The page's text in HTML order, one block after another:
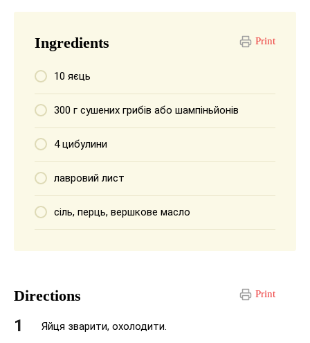
Print
Ingredients
10 яєць
300 г сушених грибів або шампіньйонів
4 цибулини
лавровий лист
сіль, перць, вершкове масло
Print
Directions
Яйця зварити, охолодити.